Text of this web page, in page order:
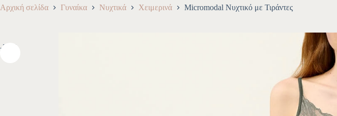
Αρχική σελίδα Γυναίκα Νυχτικά Χειμερινά Micromodal Νυχτικό με Τιράντες
-30%